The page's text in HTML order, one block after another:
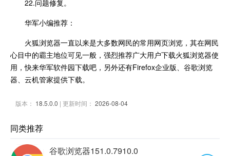
22.问题修复。
华军小编推荐：
火狐浏览器一直以来是大多数网民的常用网页浏览，其在网民
心目中的霸主地位可见一般，强烈推荐广大用户下载火狐浏览器使
用，快来华军软件园下载吧，另外还有Firefox企业版、谷歌浏览
器、云机管家提供下载。
版本： 18.5.0.0 | 更新时间： 2026-08-04
同类推荐
谷歌浏览器151.0.7910.0